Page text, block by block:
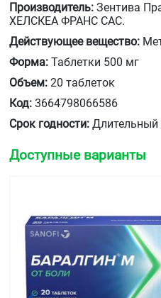
Производитель: Зентива
ХЕЛСКЕА ФРАНС САС.
Действующее вещество:
Форма: Таблетки 500 мг
Объем: 20 таблеток
Код: 3664798066586
Срок годности: Длительный
Доступные варианты